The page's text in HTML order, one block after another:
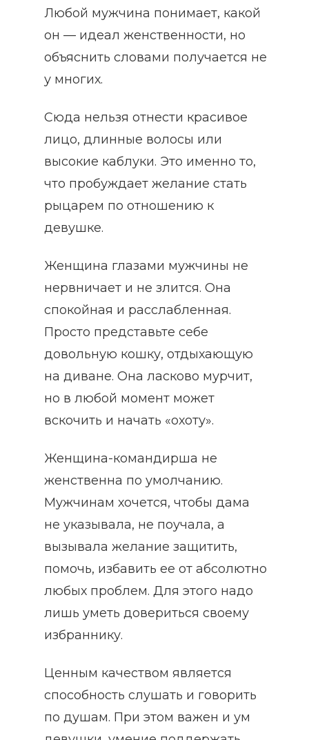
Любой мужчина понимает, какой
он — идеал женственности, но
объяснить словами получается не
у многих.
Сюда нельзя отнести красивое
лицо, длинные волосы или
высокие каблуки. Это именно то,
что пробуждает желание стать
рыцарем по отношению к
девушке.
Женщина глазами мужчины не
нервничает и не злится. Она
спокойная и расслабленная.
Просто представьте себе
довольную кошку, отдыхающую
на диване. Она ласково мурчит,
но в любой момент может
вскочить и начать «охоту».
Женщина-командирша не
женственна по умолчанию.
Мужчинам хочется, чтобы дама
не указывала, не поучала, а
вызывала желание защитить,
помочь, избавить ее от абсолютно
любых проблем. Для этого надо
лишь уметь довериться своему
избраннику.
Ценным качеством является
способность слушать и говорить
по душам. При этом важен и ум